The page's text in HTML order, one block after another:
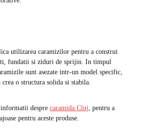
utilizarea caramizilor pentru a construi
fundatii si ziduri de sprijin. In timpul
sunt asezate intr-un model specific,
o structura solida si stabila.
despre caramida Cluj, pentru a
pentru aceste produse.